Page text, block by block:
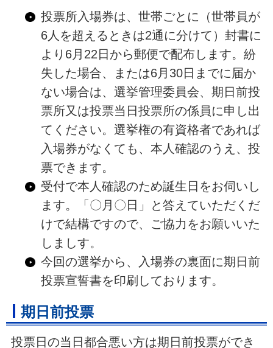
投票所入場券は、世帯ごとに（世帯員が
6人を超えるときは2通に分けて）封書に
より6月22日から郵便で配布します。紛
失した場合、または6月30日までに届か
ない場合は、選挙管理委員会、期日前投
票所又は投票当日投票所の係員に申し出
てください。選挙権の有資格者であれば
入場券がなくても、本人確認のうえ、投
票できます。
受付で本人確認のため誕生日をお伺いし
ます。「〇月〇日」と答えていただくだ
けで結構ですので、ご協力をお願いいた
しましす。
今回の選挙から、入場券の裏面に期日前
投票宣誓書を印刷しております。
期日前投票
投票日の当日都合悪い方は期日前投票ができ